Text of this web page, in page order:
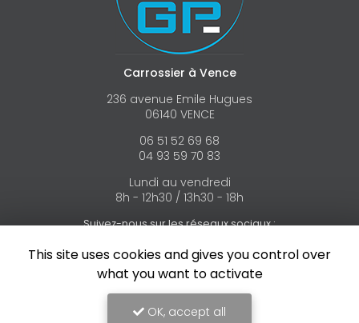
Carrossier à Vence
236 avenue Emile Hugues
06140 VENCE
06 51 52 69 68
04 93 59 70 83
Lundi au vendredi
8h - 12h30 / 13h30 - 18h
Suivez-nous sur les réseaux sociaux :
This site uses cookies and gives you control over
what you want to activate
OK, accept all